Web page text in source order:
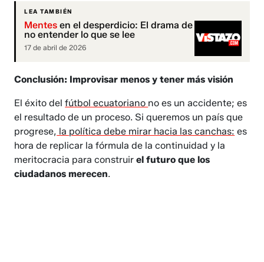
LEA TAMBIÉN
Mentes en el desperdicio: El drama de
no entender lo que se lee
17 de abril de 2026
Conclusión: Improvisar menos y tener más visión
El éxito delfútbol ecuatoriano no es un accidente; es
el resultado de un proceso. Si queremos un país que
progrese, la política debe mirar hacia las canchas: es
hora de replicar la fórmula de la continuidad y la
meritocracia para construirel futuro que los
ciudadanos merecen.